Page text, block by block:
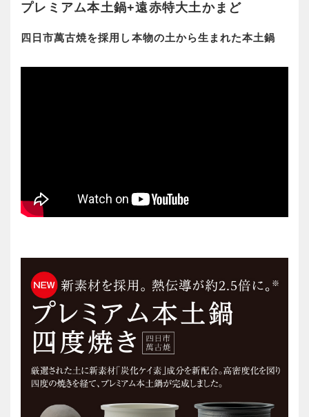
プレミアム本土鍋+遠赤特大土かまど
四日市萬古焼を採用し本物の土から生まれた本土鍋